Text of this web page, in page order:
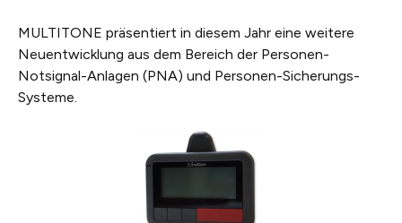
MULTITONE präsentiert in diesem Jahr eine weitere
Neuentwicklung aus dem Bereich der Personen-
Notsignal-Anlagen (PNA) und Personen-Sicherungs-
Systeme.